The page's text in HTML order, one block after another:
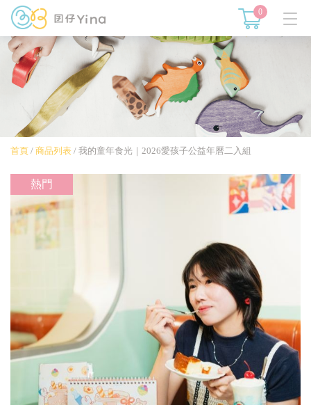
0
首頁 / 商品列表 / 我的童年食光｜2026愛孩子公益年曆二入組
熱門